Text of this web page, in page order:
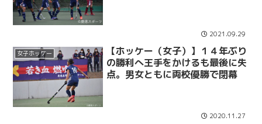
2021.09.29
女子ホッケー
【ホッケー（女子）】１４年ぶり
の勝利へ王手をかけるも最後に失
点。男女ともに両校優勝で閉幕
2020.11.27